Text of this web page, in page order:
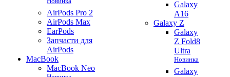
AirPods Pro 2
AirPods Max
EarPods
Запчасти для
AirPods
MacBook
MacBook Neo
Galaxy
A16
Galaxy Z
Galaxy
Z Fold8
Ultra
Новинка
Galaxy